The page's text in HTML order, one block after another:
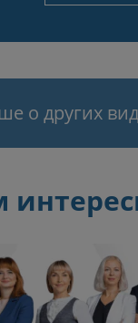
о других